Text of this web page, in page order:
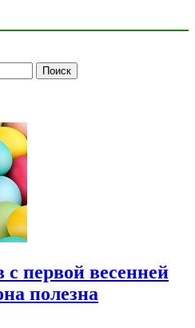
с первой весенней
полезна